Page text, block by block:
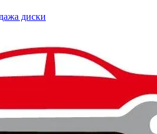
диски